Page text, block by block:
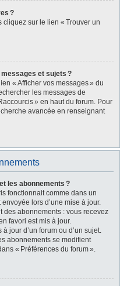
?
sur le lien « Trouver un
et sujets ?
« Afficher vos messages » du
les messages de
» en haut du forum. Pour
avancée en renseignant
les abonnements ?
fonctionnait comme dans un
lors d’une mise à jour.
des abonnements : vous recevez
favori est mis à jour.
jour d’un forum ou d’un sujet.
abonnements se modifient
« Préférences du forum ».